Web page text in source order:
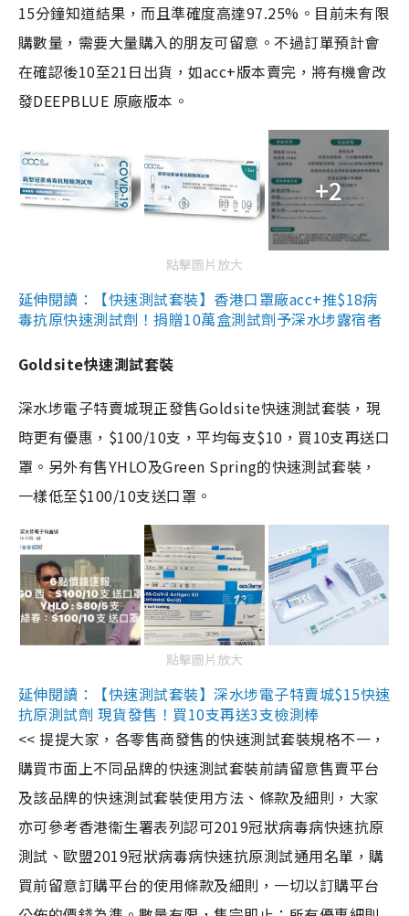
15分鐘知道結果，而且準確度高達97.25%。目前未有限
購數量，需要大量購入的朋友可留意。不過訂單預計會
在確認後10至21日出貨，如acc+版本賣完，將有機會改
發DEEPBLUE 原廠版本。
+2
點擊圖片放大
延伸閱讀：【快速測試套裝】香港口罩廠acc+推$18病
毒抗原快速測試劑！捐贈10萬盒測試劑予深水埗露宿者
Goldsite快速測試套裝
深水埗電子特賣城現正發售Goldsite快速測試套裝，現
時更有優惠，$100/10支，平均每支$10，買10支再送口
罩。另外有售YHLO及Green Spring的快速測試套裝，
一樣低至$100/10支送口罩。
點擊圖片放大
延伸閱讀：【快速測試套裝】深水埗電子特賣城$15快速
抗原測試劑 現貨發售！買10支再送3支檢測棒
<< 提提大家，各零售商發售的快速測試套裝規格不一，
購買市面上不同品牌的快速測試套裝前請留意售賣平台
及該品牌的快速測試套裝使用方法、條款及細則，大家
亦可參考香港衞生署表列認可2019冠狀病毒病快速抗原
測試、歐盟2019冠狀病毒病快速抗原測試通用名單，購
買前留意訂購平台的使用條款及細則，一切以訂購平台